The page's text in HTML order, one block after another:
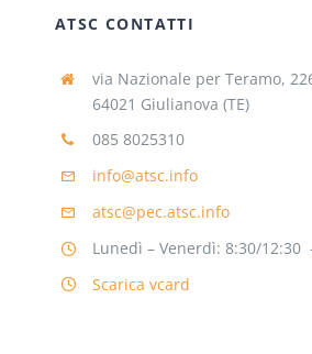
ATSC CONTATTI
via Nazionale per Teramo,
64021 Giulianova (TE)
085 8025310
info@atsc.info
atsc@pec.atsc.info
Lunedì – Venerdì: 8:30/12:30
Scarica vcard